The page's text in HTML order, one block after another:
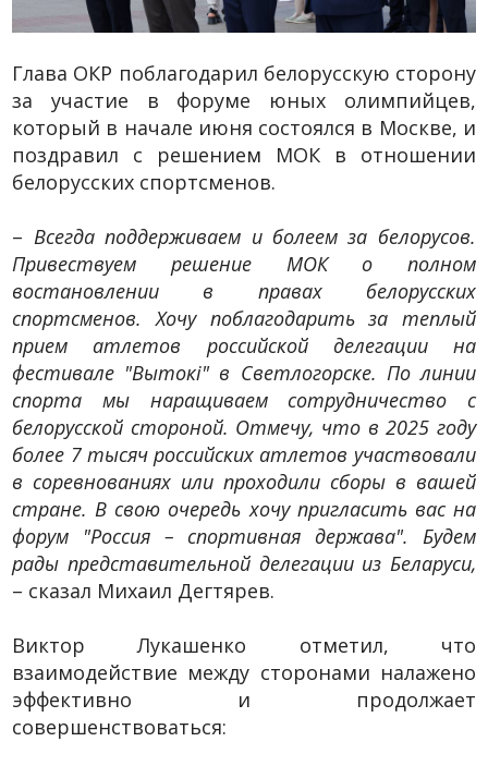
Глава ОКР поблагодарил белорусскую сторону
за участие в форуме юных олимпийцев,
который в начале июня состоялся в Москве, и
поздравил с решением МОК в отношении
белорусских спортсменов.
– Всегда поддерживаем и болеем за белорусов.
Привествуем решение МОК о полном
востановлении в правах белорусских
спортсменов. Хочу поблагодарить за теплый
прием атлетов российской делегации на
фестивале "Вытокi" в Светлогорске. По линии
спорта мы наращиваем сотрудничество с
белорусской стороной. Отмечу, что в 2025 году
более 7 тысяч российских атлетов участвовали
в соревнованиях или проходили сборы в вашей
стране. В свою очередь хочу пригласить вас на
форум "Россия – спортивная держава". Будем
рады представительной делегации из Беларуси,
– сказал Михаил Дегтярев.
Виктор Лукашенко отметил, что
взаимодействие между сторонами налажено
эффективно и продолжает
совершенствоваться: